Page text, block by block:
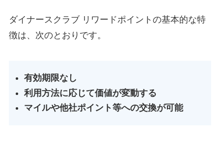
ダイナースクラブ リワードポイントの基本的な特
徴は、次のとおりです。
有効期限なし
利用方法に応じて価値が変動する
マイルや他社ポイント等への交換が可能